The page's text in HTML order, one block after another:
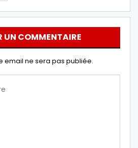
UN COMMENTAIRE
email ne sera pas publiée.